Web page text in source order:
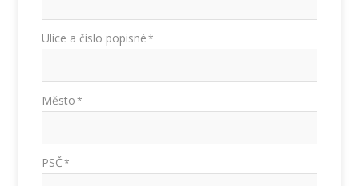
Ulice a číslo popisné *
Město *
PSČ *